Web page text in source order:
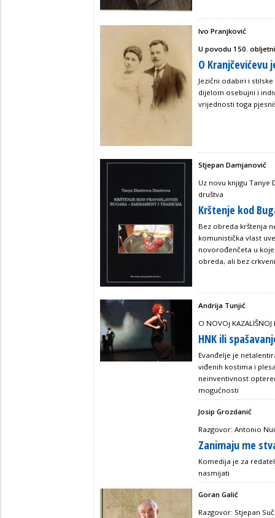
Ivo Pranjković
U povodu 150.
O Kranjčevićevu
Jezični odabiri i
dijelom osebujni i
vrijednosti toga
Stjepan Damjanović
Uz novu knjigu
društva
Krštenje kod
Bez obreda krštenja
komunistička vlast
novorođenčeta u
obreda, ali bez
Andrija Tunjić
O NOVOj KAZALIŠNOJ
HNK ili
Evanđelje je
viđenih kostima i
neinventivnost
mogućnosti
Josip Grozdanić
Razgovor: Antonio
Zanimaju me
Komedija je za
nasmijati
Goran Galić
Razgovor: Stjepan